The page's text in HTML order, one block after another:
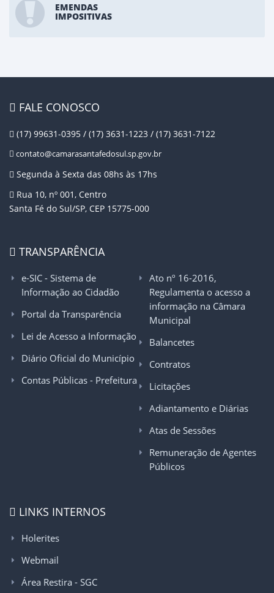
EMENDAS
IMPOSITIVAS
FALE CONOSCO
(17) 99631-0395 / (17) 3631-1223 / (17) 3631-7122
contato@camarasantafedosul.sp.gov.br
Segunda à Sexta das 08hs às 17hs
Rua 10, nº 001, Centro
Santa Fé do Sul/SP, CEP 15775-000
TRANSPARÊNCIA
e-SIC - Sistema de
Informação ao Cidadão
Portal da Transparência
Lei de Acesso a Informação
Diário Oficial do Município
Contas Públicas - Prefeitura
Ato nº 16-2016,
Regulamenta o acesso a
informação na Câmara
Municipal
Balancetes
Contratos
Licitações
Adiantamento e Diárias
Atas de Sessões
Remuneração de Agentes
Públicos
LINKS INTERNOS
Holerites
Webmail
Área Restira - SGC